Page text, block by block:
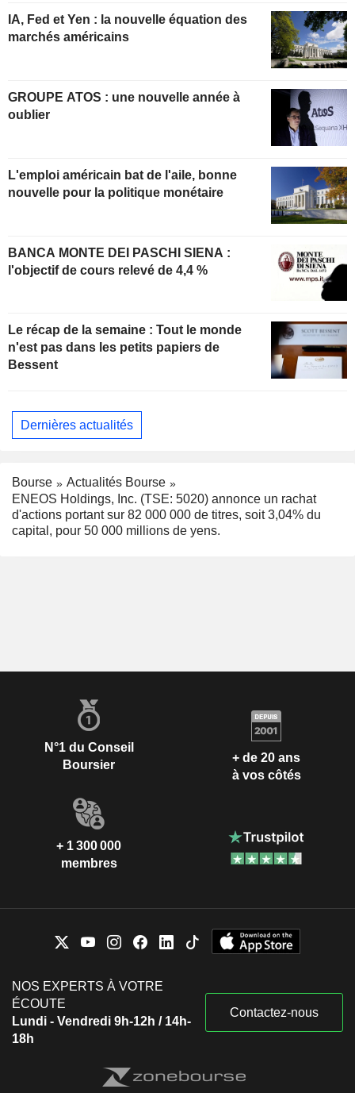
IA, Fed et Yen : la nouvelle équation des
marchés américains
GROUPE ATOS : une nouvelle année à
oublier
L'emploi américain bat de l'aile, bonne
nouvelle pour la politique monétaire
BANCA MONTE DEI PASCHI SIENA :
l'objectif de cours relevé de 4,4 %
Le récap de la semaine : Tout le monde
n'est pas dans les petits papiers de
Bessent
Dernières actualités
Bourse
Actualités Bourse
ENEOS Holdings, Inc. (TSE: 5020) annonce un rachat
d'actions portant sur 82 000 000 de titres, soit 3,04% du
capital, pour 50 000 millions de yens.
N°1 du Conseil
Boursier
+ de 20 ans
à vos côtés
+ 1 300 000
membres
NOS EXPERTS À VOTRE
ÉCOUTE
Lundi - Vendredi 9h-12h / 14h-
18h
Contactez-nous